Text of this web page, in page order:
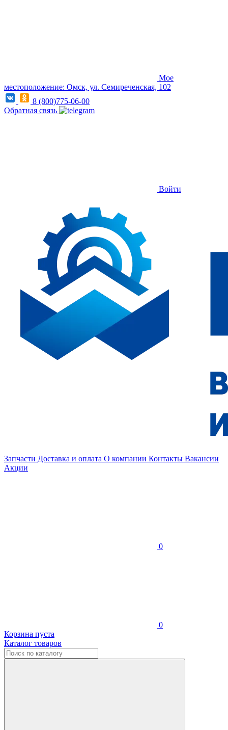
Мое
местоположение: Омск, ул. Семиреченская, 102
8 (800)775-06-00
Обратная связь
Войти
Запчасти Доставка и оплата О компании Контакты Вакансии
Акции
0
0
Корзина пуста
Каталог товаров